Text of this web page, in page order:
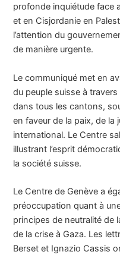
profonde inquiétude face
et en Cisjordanie en
l’attention du
de manière urgente.
Le communiqué met en
du peuple suisse à
dans tous les cantons,
en faveur de la paix, de
international. Le Centre
illustrant l’esprit
la société suisse.
Le Centre de Genève a
préoccupation quant à
principes de neutralité de
de la crise à Gaza. Les
Berset et Ignazio Cassis